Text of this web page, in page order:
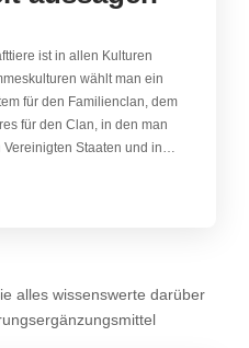
ist in allen Kulturen
wählt man ein
für den Familienclan, dem
für den Clan, in den man
Vereinigten Staaten und in…